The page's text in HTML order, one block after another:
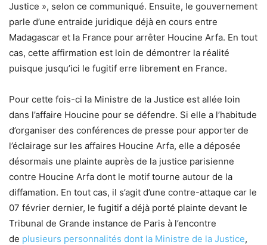
Justice », selon ce communiqué. Ensuite, le gouvernement
parle d’une entraide juridique déjà en cours entre
Madagascar et la France pour arrêter Houcine Arfa. En tout
cas, cette affirmation est loin de démontrer la réalité
puisque jusqu’ici le fugitif erre librement en France.
Pour cette fois-ci la Ministre de la Justice est allée loin
dans l’affaire Houcine pour se défendre. Si elle a l’habitude
d’organiser des conférences de presse pour apporter de
l’éclairage sur les affaires Houcine Arfa, elle a déposée
désormais une plainte auprès de la justice parisienne
contre Houcine Arfa dont le motif tourne autour de la
diffamation. En tout cas, il s’agit d’une contre-attaque car le
07 février dernier, le fugitif a déjà porté plainte devant le
Tribunal de Grande instance de Paris à l’encontre
de plusieurs personnalités dont la Ministre de la Justice,